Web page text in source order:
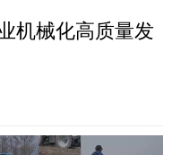
机械化高质量发